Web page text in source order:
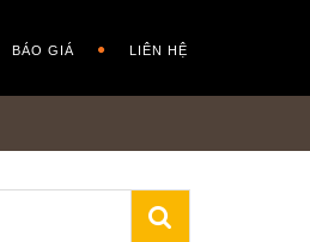
BÁO GIÁ LIÊN HỆ